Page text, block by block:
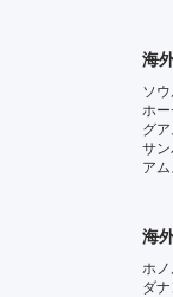
海
ソ
ホ
グ
サ
ア
海
ホ
ダ